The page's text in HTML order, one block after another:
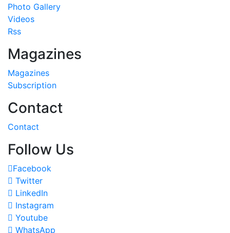
Photo Gallery
Videos
Rss
Magazines
Magazines
Subscription
Contact
Contact
Follow Us
Facebook
Twitter
LinkedIn
Instagram
Youtube
WhatsApp